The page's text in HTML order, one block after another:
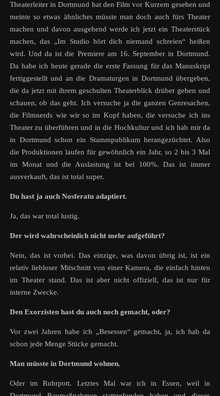
Theaterleiter in Dortmund hat den Film vor Kurzem gesehen und
meinte so etwas ähnliches müsste man doch auch fürs Theater
machen und davon ausgehend werde ich jetzt ein Theaterstück
machen, das „Im Studio hört dich niemand schreien“ heißen
wird. Und da ist die Premiere am 16. September in Dortmund.
Da habe ich heute gerade die erste Fassung für das Manuskript
fertiggestellt und an die Dramaturgen in Dortmund übergeben,
die da jetzt mit ihrem geschulten Theaterblick drüber gehen und
schauen, ob das geht. Ich versuche ja die ganzen Genresachen,
die Filmnerds wie wir so im Kopf haben, die versuche ich ins
Theater zu überführen und in die Hochkultur und ich hab mir da
in Dortmund schon ein Stammpublikum herangezüchtet. Also
die Produktionen laufen für gewöhnlich ein Jahr, so 2 bis 3 Mal
im Monat und die Auslastung ist bei 100%. Das ist immer
ausverkauft, das ist total super.
Du hast ja auch Nosferatu adaptiert.
Ja, das war total lustig.
Der wird wahrscheinlich nicht mehr aufgeführt?
Nein, das ist vorbei. Das einzige, was davon übrig ist, ist ein
relativ liebloser Mitschnitt von einer Kamera, die einfach hinten
im Theater stand. Das ist aber nicht offiziell, das ist nur für
interne Zwecke.
Den Exorzisten hast du auch noch gemacht, oder?
Vor zwei Jahren habe ich „Besessen“ gemacht, ja, ich hab da
schon jede Menge Stücke gemacht.
Man müsste in Dortmund wohnen.
Oder im Ruhrpott. Letztes Mal war ich in Essen, weil in